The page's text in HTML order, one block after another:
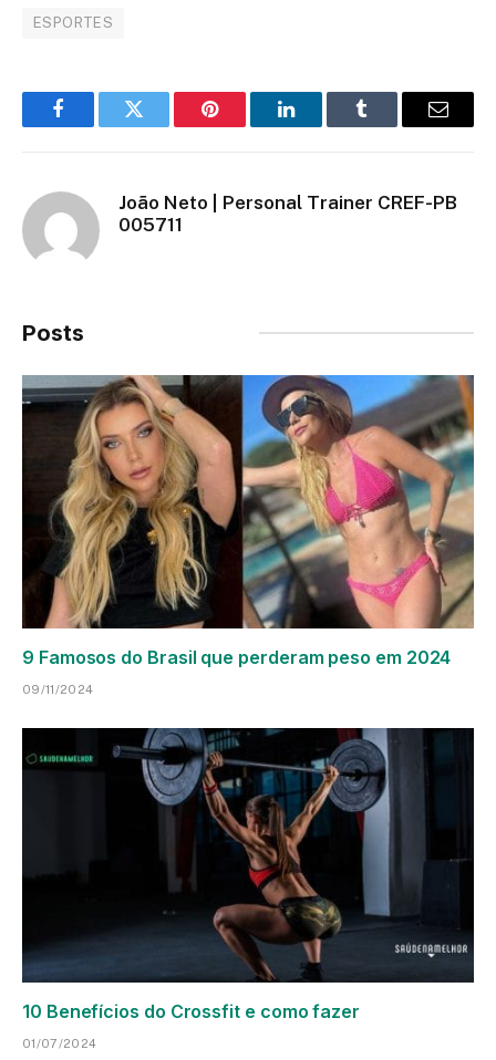
ESPORTES
FacebookTwitter Pinterest LinkedInTumblr Email
João Neto | Personal Trainer CREF-PB
005711
Posts
9 Famosos do Brasil que perderam peso em 2024
09/11/2024
10 Benefícios do Crossfit e como fazer
01/07/2024